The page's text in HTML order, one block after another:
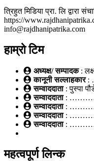
त्रिहुत मिडिया प्रा. लि द्वारा
https://
info@rajdhanipatrika.com
हाम्रो टिम
अध्यक्ष/ सम्पादक:
कानूनी सल्लाहकार :
सम्वाददाता: पुस्पा
सम्वाददाता :
सम्वाददाता:
सम्वाददाता:
सम्वाददाता:
महत्वपूर्ण लिन्क